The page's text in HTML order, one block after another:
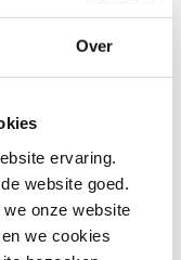
Over
ervaring.
website goed.
onze website
we cookies
-